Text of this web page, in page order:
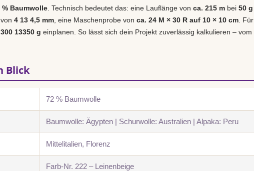
% Baumwolle . Technisch bedeutet das: eine Lauflänge von ca. 215 m bei 50 g
4 13 4,5 mm , eine Maschenprobe von ca. 24 M × 30 R auf 10 × 10 cm . Für
300 13350 g einplanen. So lässt sich dein Projekt zuverlässig kalkulieren – vom
Blick
72 % Baumwolle
Baumwolle: Ägypten | Schurwolle: Australien | Alpaka: Peru
Mittelitalien, Florenz
Farb-Nr. 222 – Leinenbeige